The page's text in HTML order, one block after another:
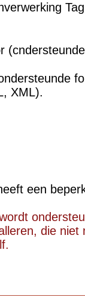
XML).
een
die niet